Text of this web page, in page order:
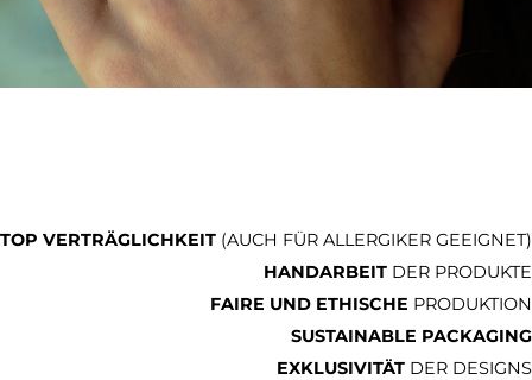
TOP VERTRÄGLICHKEIT (AUCH FÜR ALLERGIKER GEEIGNET)
HANDARBEIT DER PRODUKTE
FAIRE UND ETHISCHE PRODUKTION
SUSTAINABLE PACKAGING
EXKLUSIVITÄT DER DESIGNS